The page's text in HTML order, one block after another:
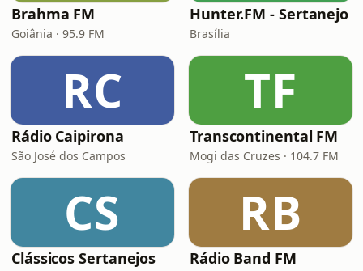
Brahma FM
Goiânia · 95.9 FM
Hunter.FM - Sertanejo
Brasília
RC
Rádio Caipirona
São José dos Campos
TF
Transcontinental FM
Mogi das Cruzes · 104.7 FM
CS
Clássicos Sertanejos
RB
Rádio Band FM